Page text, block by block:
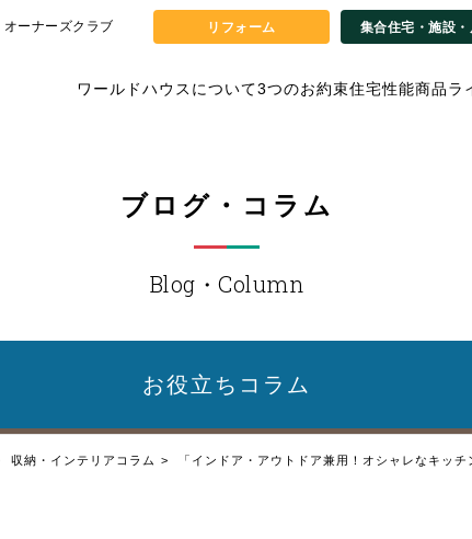
ワールドハウスについて3つのお約束住宅性能商品ラ
ーナーズクラブ リフォーム 集合住宅・施設
ブログ・コラム
Blog・Column
お役立ち コラム
収納・インテリアコラム 「インドア・アウトドア兼用！オシャレなキッチ